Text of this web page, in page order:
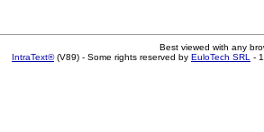
Best viewed with any
IntraText®(V89) - Some rights reserved by EuloTech SRL -